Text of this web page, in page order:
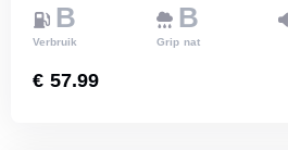
B
Verbruik
B
Grip nat
€ 57.99